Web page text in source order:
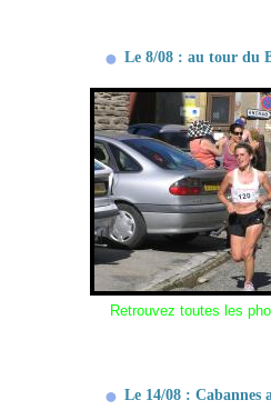
Le 8/08 : au tour du
Retrouvez toutes les
Le 14/08 : Cabannes